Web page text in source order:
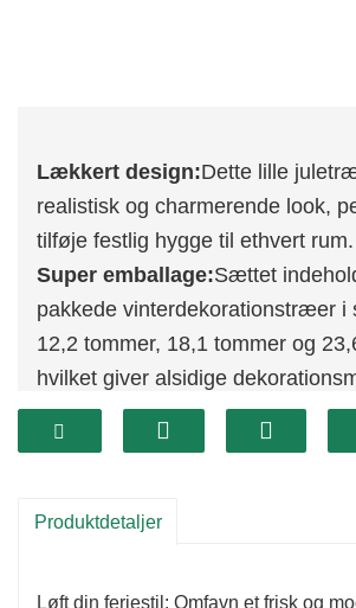
Lækkert design:Dette lille
realistisk og charmerende look,
tilføje festlig hygge til ethvert rum.
Super emballage:Sættet
pakkede vinterdekorationstræer i
12,2 tommer, 18,1 tommer og
hvilket giver alsidige
Perfekt gave:Med sit neutrale
design er denne juledekoration en
venner.
Produktdetaljer
Løft din feriestil: Omfavn et frisk og